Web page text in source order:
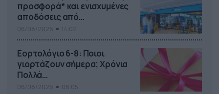
προσφορά* και ενισχυμένες
αποδόσεις από
το Pamestoixima.gr
Εορτολόγιο 6-8: Ποιοι
γιορτάζουν σήμερα; Χρόνια
Πολλά…